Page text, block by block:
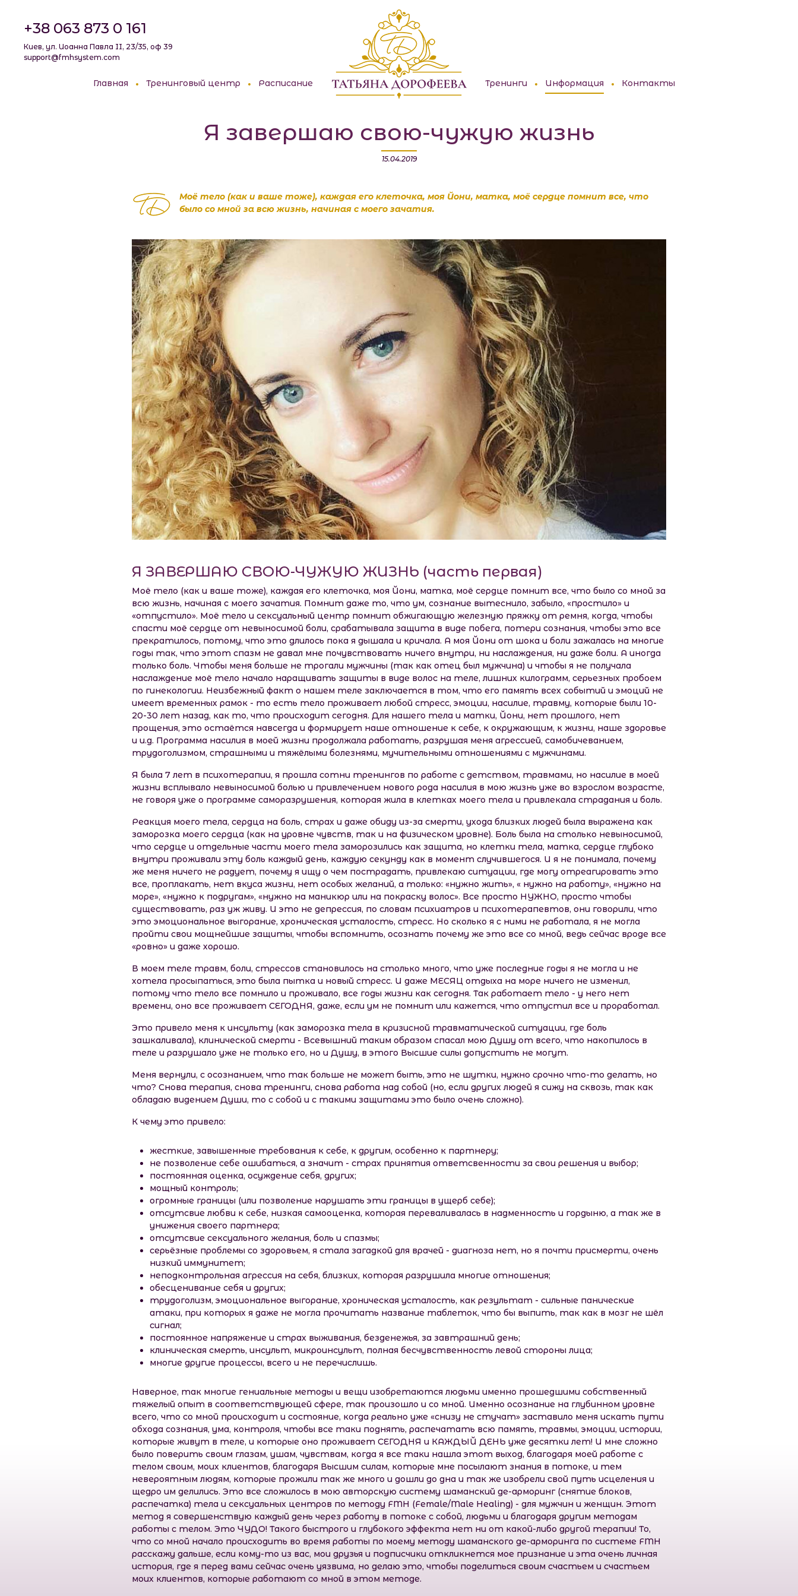
+38 063 873 0 161
Киев, ул. Иоанна Павла II, 23/35, оф 39
support@fmhsystem.com
Главная Тренинговый центр Расписание Тренинги Информация Контакты
Я завершаю свою-чужую жизнь
15.04.2019
Моё тело (как и ваше тоже), каждая его клеточка, моя Йони, матка, моё сердце помнит все, что
было со мной за всю жизнь, начиная с моего зачатия.
Я ЗАВЕРШАЮ СВОЮ-ЧУЖУЮ ЖИЗНЬ (часть первая)
Моё тело (как и ваше тоже), каждая его клеточка, моя Йони, матка, моё сердце помнит все, что было со мной за
всю жизнь, начиная с моего зачатия. Помнит даже то, что ум, сознание вытеснило, забыло, «простило» и
«отпустило». Моё тело и сексуальный центр помнит обжигающую железную пряжку от ремня, когда, чтобы
спасти моё сердце от невыносимой боли, срабатывала защита в виде побега, потери сознания, чтобы это все
прекратилось, потому, что это длилось пока я дышала и кричала. А моя Йони от шока и боли зажалась на многие
годы так, что этот спазм не давал мне почувствовать ничего внутри, ни наслаждения, ни даже боли. А иногда
только боль. Чтобы меня больше не трогали мужчины (так как отец был мужчина) и чтобы я не получала
наслаждение моё тело начало наращивать защиты в виде волос на теле, лишних килограмм, серьезных пробоем
по гинекологии. Неизбежный факт о нашем теле заключается в том, что его память всех событий и эмоций не
имеет временных рамок - то есть тело проживает любой стресс, эмоции, насилие, травму, которые были 10-
20-30 лет назад, как то, что происходит сегодня. Для нашего тела и матки, Йони, нет прошлого, нет
прощения, это остаётся навсегда и формирует наше отношение к себе, к окружающим, к жизни, наше здоровье
и и.д. Программа насилия в моей жизни продолжала работать, разрушая меня агрессией, самобичеванием,
трудоголизмом, страшными и тяжёлыми болезнями, мучительными отношениями с мужчинами.
Я была 7 лет в психотерапии, я прошла сотни тренингов по работе с детством, травмами, но насилие в моей
жизни всплывало невыносимой болью и привлечением нового рода насилия в мою жизнь уже во взрослом возрасте,
не говоря уже о программе саморазрушения, которая жила в клетках моего тела и привлекала страдания и боль.
Реакция моего тела, сердца на боль, страх и даже обиду из-за смерти, ухода близких людей была выражена как
заморозка моего сердца (как на уровне чувств, так и на физическом уровне). Боль была на столько невыносимой,
что сердце и отдельные части моего тела заморозились как защита, но клетки тела, матка, сердце глубоко
внутри проживали эту боль каждый день, каждую секунду как в момент случившегося. И я не понимала, почему
же меня ничего не радует, почему я ищу о чем пострадать, привлекаю ситуации, где могу отреагировать это
все, проплакать, нет вкуса жизни, нет особых желаний, а только: «нужно жить», « нужно на работу», «нужно на
море», «нужно к подругам», «нужно на маникюр или на покраску волос». Все просто НУЖНО, просто чтобы
существовать, раз уж живу. И это не депрессия, по словам психиатров и психотерапевтов, они говорили, что
это эмоциональное выгорание, хроническая усталость, стресс. Но сколько я с ними не работала, я не могла
пройти свои мощнейшие защиты, чтобы вспомнить, осознать почему же это все со мной, ведь сейчас вроде все
«ровно» и даже хорошо.
В моем теле травм, боли, стрессов становилось на столько много, что уже последние годы я не могла и не
хотела просыпаться, это была пытка и новый стресс. И даже МЕСЯЦ отдыха на море ничего не изменил,
потому что тело все помнило и проживало, все годы жизни как сегодня. Так работает тело - у него нет
времени, оно все проживает СЕГОДНЯ, даже, если ум не помнит или кажется, что отпустил все и проработал.
Это привело меня к инсульту (как заморозка тела в кризисной травматической ситуации, где боль
зашкаливала), клинической смерти - Всевышний таким образом спасал мою Душу от всего, что накопилось в
теле и разрушало уже не только его, но и Душу, в этого Высшие силы допустить не могут.
Меня вернули, с осознанием, что так больше не может быть, это не шутки, нужно срочно что-то делать, но
что? Снова терапия, снова тренинги, снова работа над собой (но, если других людей я сижу на сквозь, так как
обладаю видением Души, то с собой и с такими защитами это было очень сложно).
К чему это привело:
жесткие, завышенные требования к себе, к другим, особенно к партнеру;
не позволение себе ошибаться, а значит - страх принятия ответсвенности за свои решения и выбор;
постоянная оценка, осуждение себя, других;
мощный контроль;
огромные границы (или позволение нарушать эти границы в ущерб себе);
отсутсвие любви к себе, низкая самооценка, которая переваливалась в надменность и гордыню, а так же в
унижения своего партнера;
отсутсвие сексуального желания, боль и спазмы;
серьёзные проблемы со здоровьем, я стала загадкой для врачей - диагноза нет, но я почти присмерти, очень
низкий иммунитет;
неподконтрольная агрессия на себя, близких, которая разрушила многие отношения;
обесценивание себя и других;
трудоголизм, эмоциональное выгорание, хроническая усталость, как результат - сильные панические
атаки, при которых я даже не могла прочитать название таблеток, что бы выпить, так как в мозг не шёл
сигнал;
постоянное напряжение и страх выживания, безденежья, за завтрашний день;
клиническая смерть, инсульт, микроинсульт, полная бесчувственность левой стороны лица;
многие другие процессы, всего и не перечислишь.
Наверное, так многие гениальные методы и вещи изобретаются людьми именно прошедшими собственный
тяжелый опыт в соответствующей сфере, так произошло и со мной. Именно осознание на глубинном уровне
всего, что со мной происходит и состояние, когда реально уже «снизу не стучат» заставило меня искать пути
обхода сознания, ума, контроля, чтобы все таки поднять, распечатать всю память, травмы, эмоции, истории,
которые живут в теле, и которые оно проживает СЕГОДНЯ и КАЖДЫЙ ДЕНЬ уже десятки лет! И мне сложно
было поверить своим глазам, ушам, чувствам, когда я все таки нашла этот выход, благодаря моей работе с
телом своим, моих клиентов, благодаря Высшим силам, которые мне посылают знания в потоке, и тем
невероятным людям, которые прожили так же много и дошли до дна и так же изобрели свой путь исцеления и
щедро им делились. Это все сложилось в мою авторскую систему шаманский де-арморинг (снятие блоков,
распечатка) тела и сексуальных центров по методу FMH (Female/Male Healing) - для мужчин и женщин. Этот
метод я совершенствую каждый день через работу в потоке с собой, людьми и благодаря другим методам
работы с телом. Это ЧУДО! Такого быстрого и глубокого эффекта нет ни от какой-либо другой терапии! То,
что со мной начало происходить во время работы по моему методу шаманского де-арморинга по системе FMH
расскажу дальше, если кому-то из вас, мои друзья и подписчики откликнется мое признание и эта очень личная
история, где я перед вами сейчас очень уязвима, но делаю это, чтобы поделиться своим счастьем и счастьем
моих клиентов, которые работают со мной в этом методе.